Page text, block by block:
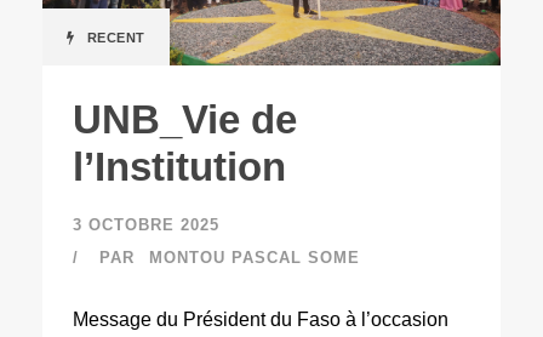
RECENT
UNB_Vie de
l’Institution
3 OCTOBRE 2025
PAR
MONTOU PASCAL SOME
Message du Président du Faso à l’occasion